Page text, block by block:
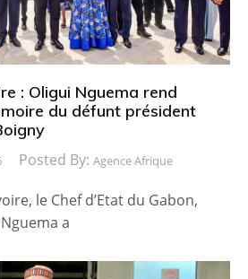
: Oligui Nguema rend
du défunt président
Posted By: Agence Afrique
le Chef d’Etat du Gabon,
a